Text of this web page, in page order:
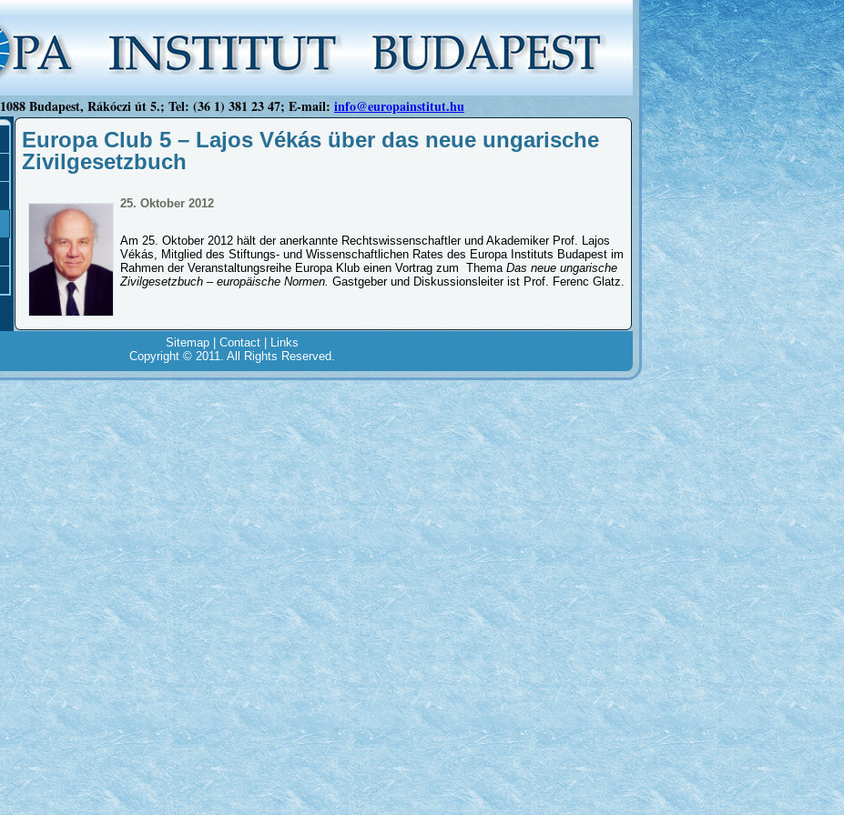
1088 Budapest, Rákóczi út 5.; Tel: (36 1) 381 23 47; E-mail: info@europainstitut.hu
Europa Club 5 – Lajos Vékás über das neue ungarische
Zivilgesetzbuch
25. Oktober 2012
Am 25. Oktober 2012 hält der anerkannte Rechtswissenschaftler und Akademiker Prof. Lajos
Vékás, Mitglied des Stiftungs- und Wissenschaftlichen Rates des Europa Instituts Budapest im
Rahmen der Veranstaltungsreihe Europa Klub einen Vortrag zum Thema Das neue ungarische
Zivilgesetzbuch – europäische Normen. Gastgeber und Diskussionsleiter ist Prof. Ferenc Glatz.
Sitemap Contact
Links
Copyright © 2011. All Rights Reserved.